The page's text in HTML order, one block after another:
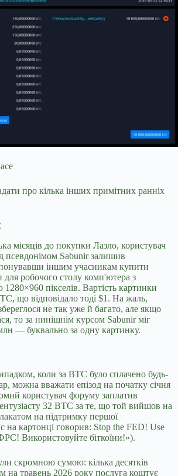
про кілька інших примітних ранніх
місяців до покупки Лазло, користувач
псевдонімом Sabunir залишив
іншим учасникам купити
для робочого столу комп'ютера з
1280×960 пікселів. Вартість картинки
що відповідало тоді $1. На жаль,
не так уже й багато, але якщо
то за нинішнім курсом Sabunir міг
— буквально за одну картинку.
коли за BTC було сплачено будь-
можна вважати епізод на початку січня
користувач форуму заплатив
32 BTC за те, що той вийшов на
на підтримку першої
картонці говорив: Stop the FED! Use
Використовуйте біткоїни!»).
скромною сумою: кілька десятків
травень 2026 року послуга коштує